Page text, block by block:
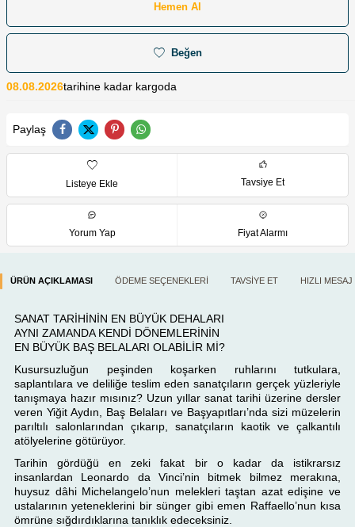
Hemen Al
Beğen
08.08.2026tarihine kadar kargoda
Paylaş
Listeye Ekle Tavsiye Et
Yorum Yap Fiyat Alarmı
ÜRÜN AÇIKLAMASI ÖDEME SEÇENEKLERI TAVSIYE ET HIZLI MESAJ
SANAT TARİHİNİN EN BÜYÜK DEHALARI
AYNI ZAMANDA KENDİ DÖNEMLERİNİN
EN BÜYÜK BAŞ BELALARI OLABİLİR Mİ?
Kusursuzluğun peşinden koşarken ruhlarını tutkulara,
saplantılara ve deliliğe teslim eden sanatçıların gerçek yüzleriyle
tanışmaya hazır mısınız? Uzun yıllar sanat tarihi üzerine dersler
veren Yiğit Aydın, Baş Belaları ve Başyapıtları’nda sizi müzelerin
parıltılı salonlarından çıkarıp, sanatçıların kaotik ve çalkantılı
atölyelerine götürüyor.
Tarihin gördüğü en zeki fakat bir o kadar da istikrarsız
insanlardan Leonardo da Vinci’nin bitmek bilmez merakına,
huysuz dâhi Michelangelo’nun melekleri taştan azat edişine ve
ustalarının yeteneklerini bir sünger gibi emen Raffaello’nun kısa
ömrüne sığdırdıklarına tanıklık edeceksiniz.